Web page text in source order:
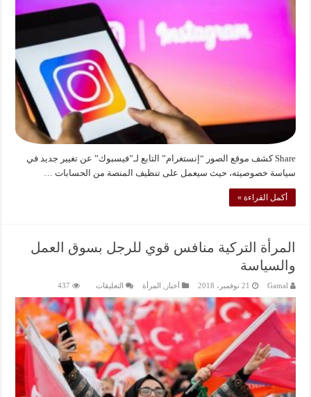
للقضاء
الوهمية
Share كشف موقع الصور “إنستغرام” التابع لـ”فيسبوك” عن تغيير جديد في
سياسة خصوصيته، حيث سيعمل على تنظيف المنصة من الحسابات …
أكمل القراءة »
المرأة التركية منافس قوي للرجل بسوق العمل
والسياسة
Gamal 21 نوفمبر، 2018 أخبار المرأة التعليقاتعلى
التركية
منافس
قوي
للرجل
بسوق
العمل
والسياسة
مغلقة
437